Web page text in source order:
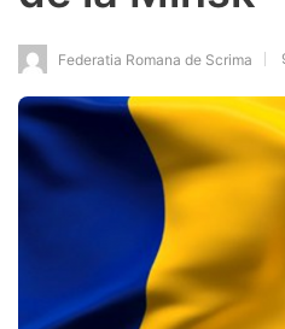
Federatia Romana de Scrima